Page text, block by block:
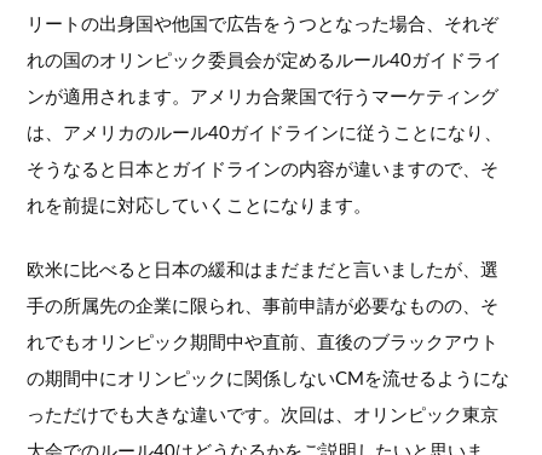
リートの出身国や他国で広告をうつとなった場合、それぞ
れの国のオリンピック委員会が定めるルール40ガイドライ
ンが適用されます。アメリカ合衆国で行うマーケティング
は、アメリカのルール40ガイドラインに従うことになり、
そうなると日本とガイドラインの内容が違いますので、そ
れを前提に対応していくことになります。
欧米に比べると日本の緩和はまだまだと言いましたが、選
手の所属先の企業に限られ、事前申請が必要なものの、そ
れでもオリンピック期間中や直前、直後のブラックアウト
の期間中にオリンピックに関係しないCMを流せるようにな
っただけでも大きな違いです。次回は、オリンピック東京